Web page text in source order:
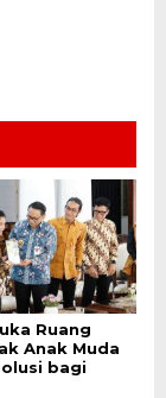
Ruang
Anak Muda
bagi